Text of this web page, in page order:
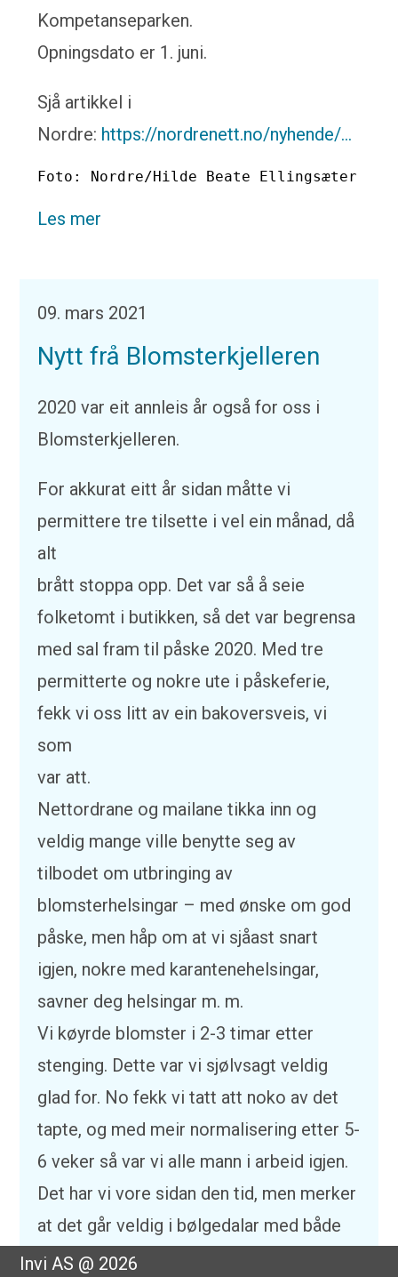
Kompetanseparken.
Opningsdato er 1. juni.
Sjå artikkel i
Nordre: https://nordrenett.no/nyhende/...
Foto: Nordre/Hilde Beate Ellingsæter
Les mer
09. mars 2021
Nytt frå Blomsterkjelleren
2020 var eit annleis år også for oss i
Blomsterkjelleren.
For akkurat eitt år sidan måtte vi
permittere tre tilsette i vel ein månad, då
alt
brått stoppa opp. Det var så å seie
folketomt i butikken, så det var begrensa
med sal fram til påske 2020. Med tre
permitterte og nokre ute i påskeferie,
fekk vi oss litt av ein bakoversveis, vi
som
var att.
Nettordrane og mailane tikka inn og
veldig mange ville benytte seg av
tilbodet om utbringing av
blomsterhelsingar – med ønske om god
påske, men håp om at vi sjåast snart
igjen, nokre med karantenehelsingar,
savner deg helsingar m. m.
Vi køyrde blomster i 2-3 timar etter
stenging. Dette var vi sjølvsagt veldig
glad for. No fekk vi tatt att noko av det
tapte, og med meir normalisering etter 5-
6 veker så var vi alle mann i arbeid igjen.
Det har vi vore sidan den tid, men merker
at det går veldig i bølgedalar med både
sal, dødsfall og besøk i butikk.
Invi AS @ 2026